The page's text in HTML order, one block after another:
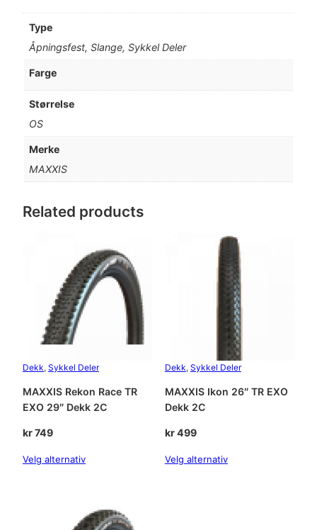
w
t
e
n
t
l
Type
Åpningsfest, Slange, Sykkel Deler
Farge
Størrelse
OS
Merke
MAXXIS
Related products
Dekk, Sykkel Deler
MAXXIS Rekon Race TR
EXO 29″ Dekk 2C
kr749
Velg alternativ
Dekk, Sykkel Deler
MAXXIS Ikon 26″ TR EXO
Dekk 2C
kr499
Velg alternativ